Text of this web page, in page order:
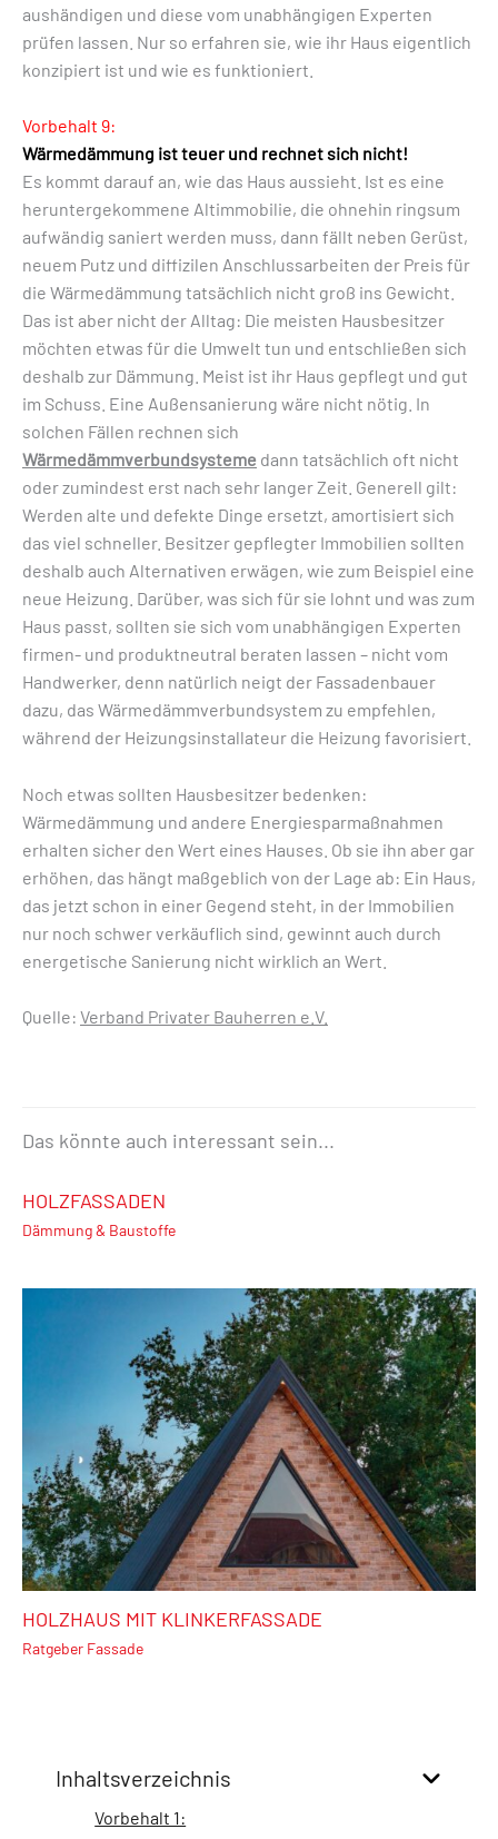
aushändigen und diese vom unabhängigen Experten
prüfen lassen. Nur so erfahren sie, wie ihr Haus eigentlich
konzipiert ist und wie es funktioniert.
Vorbehalt 9:
Wärmedämmung ist teuer und rechnet sich nicht!
Es kommt darauf an, wie das Haus aussieht. Ist es eine
heruntergekommene Altimmobilie, die ohnehin ringsum
aufwändig saniert werden muss, dann fällt neben Gerüst,
neuem Putz und diffizilen Anschlussarbeiten der Preis für
die Wärmedämmung tatsächlich nicht groß ins Gewicht.
Das ist aber nicht der Alltag: Die meisten Hausbesitzer
möchten etwas für die Umwelt tun und entschließen sich
deshalb zur Dämmung. Meist ist ihr Haus gepflegt und gut
im Schuss. Eine Außensanierung wäre nicht nötig. In
solchen Fällen rechnen sich
Wärmedämmverbundsysteme dann tatsächlich oft nicht
oder zumindest erst nach sehr langer Zeit. Generell gilt:
Werden alte und defekte Dinge ersetzt, amortisiert sich
das viel schneller. Besitzer gepflegter Immobilien sollten
deshalb auch Alternativen erwägen, wie zum Beispiel eine
neue Heizung. Darüber, was sich für sie lohnt und was zum
Haus passt, sollten sie sich vom unabhängigen Experten
firmen- und produktneutral beraten lassen – nicht vom
Handwerker, denn natürlich neigt der Fassadenbauer
dazu, das Wärmedämmverbundsystem zu empfehlen,
während der Heizungsinstallateur die Heizung favorisiert.
Noch etwas sollten Hausbesitzer bedenken:
Wärmedämmung und andere Energiesparmaßnahmen
erhalten sicher den Wert eines Hauses. Ob sie ihn aber gar
erhöhen, das hängt maßgeblich von der Lage ab: Ein Haus,
das jetzt schon in einer Gegend steht, in der Immobilien
nur noch schwer verkäuflich sind, gewinnt auch durch
energetische Sanierung nicht wirklich an Wert.
Quelle: Verband Privater Bauherren e.V.
Das könnte auch interessant sein...
HOLZFASSADEN
Dämmung & Baustoffe
HOLZHAUS MIT KLINKERFASSADE
Ratgeber Fassade
Inhaltsverzeichnis
Vorbehalt 1: